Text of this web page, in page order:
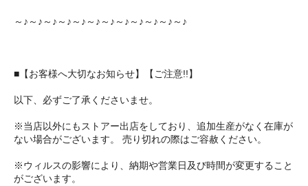
～♪～♪～♪～♪～♪～♪～♪～♪～♪～♪～♪～♪
■【お客様へ大切なお知らせ】【ご注意!!】
以下、必ずご了承くださいませ。
※当店以外にもストアー出店をしており、追加生産がなく在庫が
ない場合がございます。 売り切れの際はご容赦ください。
※ウィルスの影響により、納期や営業日及び時間が変更すること
がございます。